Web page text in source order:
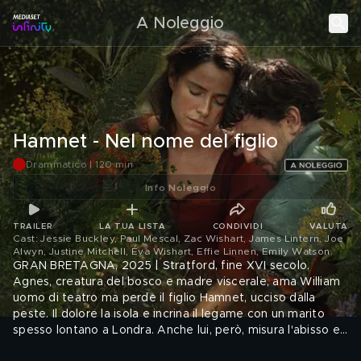
A Noleggio
Hamnet - Nel nome del figlio
Drammatico | 120 min
Info Noleggio
TRAILER LA TUA LISTA CONDIVIDI VALUTA
Cast: Jessie Buckley, Paul Mescal, Zac Wishart, James Lintern, Joe
Alwyn, Justine Mitchell, Eva Wishart, Effie Linnen, Emily Watson .
GRAN BRETAGNA, 2025 | Stratford, fine XVI secolo.
Agnes, creatura del bosco e madre viscerale, ama William
uomo di teatro ma perde il figlio Hamnet, ucciso dalla
peste. Il dolore la isola e incrina il legame con un marito
spesso lontano a Londra. Anche lui, però, misura l'abisso e